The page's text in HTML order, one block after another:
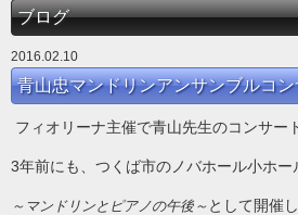
ブログ
2016.02.10
青山忠マンドリンアンサンブルコ
フィオリーナ主催で青山先生のコンサー
3年前にも、つくば市のノバホール小ホー
～マンドリンとピアノの午後～ として開催